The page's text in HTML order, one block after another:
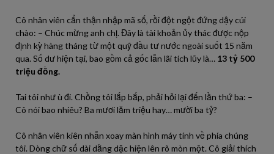
Cô nhân viên cẩn thận nhập mã số, rồi đột ngột đứng dậy cúi
chào: – Chúc mừng anh chị. Đây là tài khoản ủy thác được nộp
định kỳ hàng tháng từ một quỹ đầu tư nước ngoài suốt 15 năm
qua. Số dư hiện tại, bao gồm cả gốc lẫn lãi tích lũy là… 13 tỷ 500
triệu đồng.
Tai tôi như ù đi. Chồng tôi lắp bắp, phải hỏi lại đến lần thứ ba: –
Cô nói bao nhiêu? Ba mươi lăm triệu hay… mười ba tỷ?
Cô nhân viên kiên nhẫn xoay màn hình máy tính về phía chúng
tôi. Dòng chữ số dài dằng dặc hiện lên rõ mòn một. Cô giải thích